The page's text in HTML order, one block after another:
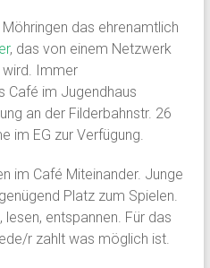
das ehrenamtlich
, das von einem Netzwerk
wird. Immer
Café im Jugendhaus
an der Filderbahnstr. 26
im EG zur Verfügung.
im Café Miteinander. Junge
Platz zum Spielen.
entspannen. Für das
r zahlt was möglich ist.